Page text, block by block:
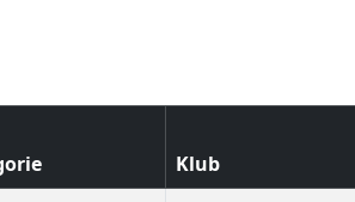
Klub